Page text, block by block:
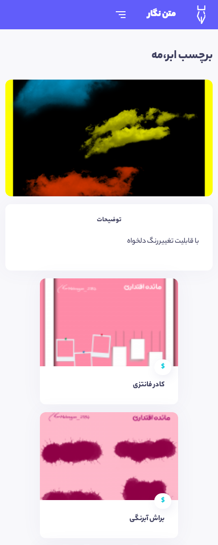
متن نگار
برچسب ابر،مه
توضیحات
با قابلیت تغییررنگ دلخواه
$
کادر فانتزی
$
براش آبرنگی